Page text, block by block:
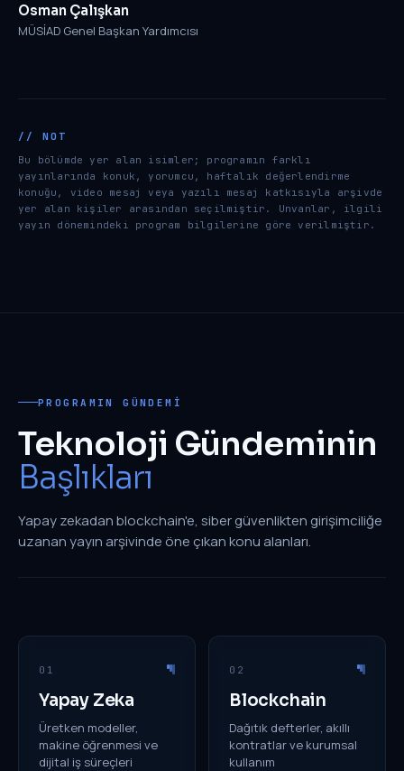
Osman Çalışkan
MÜSİAD Genel Başkan Yardımcısı
Bu bölümde yer alan isimler; programın farklı
yayınlarında konuk, yorumcu, haftalık değerlendirme
konuğu, video mesaj veya yazılı mesaj katkısıyla arşivde
yer alan kişiler arasından seçilmiştir. Unvanlar, ilgili
yayın dönemindeki program bilgilerine göre verilmiştir.
PROGRAMIN GÜNDEMI
Teknoloji Gündeminin
Başlıkları
Yapay zekadan blockchain'e, siber güvenlikten girişimciliğe
uzanan yayın arşivinde öne çıkan konu alanları.
01
Yapay Zeka
Üretken modeller,
makine öğrenmesi ve
dijital iş süreçleri
02
Blockchain
Dağıtık defterler, akıllı
kontratlar ve kurumsal
kullanım